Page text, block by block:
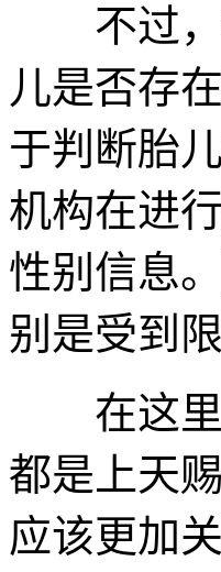
不过，
儿是否存
于判断胎
机构在进
性别信息
别是受到限
在这里
都是上天
应该更加